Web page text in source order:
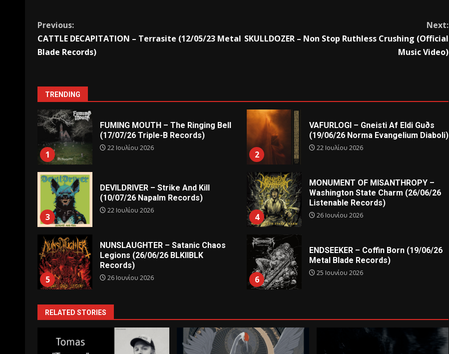
Previous:
CATTLE DECAPITATION – Terrasite (12/05/23 Metal
Blade Records)
Next:
SKULLDOZER – Non Stop Ruthless Crushing (Official
Music Video)
TRENDING
1
FUMING MOUTH – The Ringing Bell
(17/07/26 Triple-B Records)
22 Ιουλίου 2026
2
VAFURLOGI – Gneisti Af Eldi Guðs
(19/06/26 Norma Evangelium Diaboli)
22 Ιουλίου 2026
3
DEVILDRIVER – Strike And Kill
(10/07/26 Napalm Records)
22 Ιουλίου 2026
4
MONUMENT OF MISANTHROPY –
Washington State Charm (26/06/26
Listenable Records)
26 Ιουνίου 2026
5
NUNSLAUGHTER – Satanic Chaos
Legions (26/06/26 BLKIIBLK
Records)
26 Ιουνίου 2026 6
ENDSEEKER – Coffin Born (19/06/26
Metal Blade Records)
25 Ιουνίου 2026
RELATED STORIES